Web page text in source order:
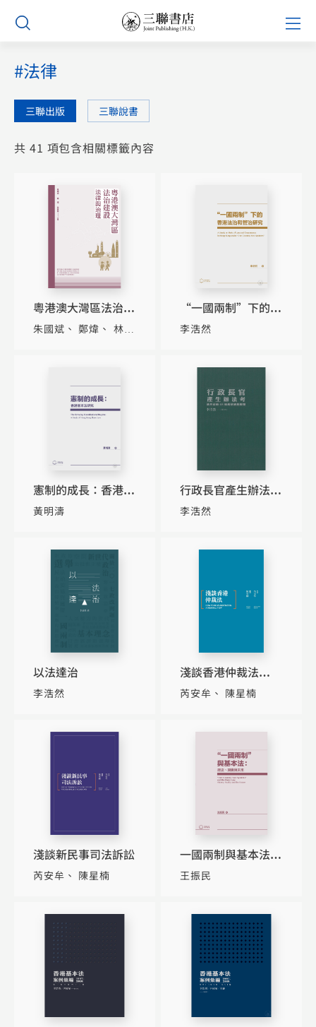
Skip
content
#法律
三聯出版 三聯說書
共 41 項包含相關標籤內容
粵港澳大灣區法治建
設：法律與治理
朱國斌 鄭煒
林詠
“一國兩制”下的香
港法治和管治研究
李浩然
憲制的成長：香港基
本法研究
黃明濤
行政長官產生辦法考
——基本法第45條起
李浩然
以法達治
李浩然
淺談香港仲裁法
（How to Be an
芮安牟 陳星楠
淺談新民事司法訴訟
芮安牟 陳星楠
一國兩制與基本法：
歷史、現實與未來
王振民